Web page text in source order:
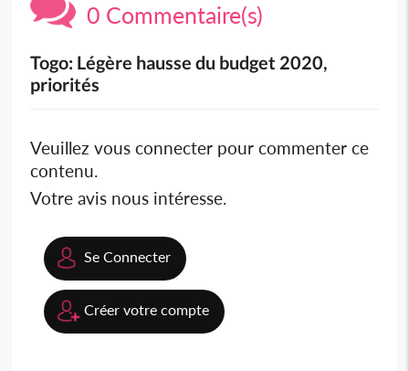
0 Commentaire(s)
Togo: Légère hausse du budget 2020,
priorités
Veuillez vous connecter pour commenter ce
contenu.
Votre avis nous intéresse.
Se Connecter
Créer votre compte